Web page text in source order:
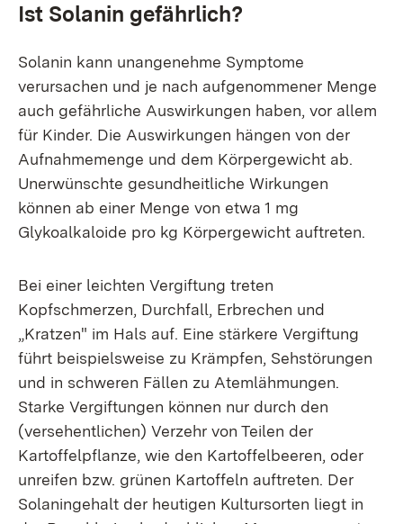
Ist Solanin gefährlich?
Solanin kann unangenehme Symptome
verursachen und je nach aufgenommener Menge
auch gefährliche Auswirkungen haben, vor allem
für Kinder. Die Auswirkungen hängen von der
Aufnahmemenge und dem Körpergewicht ab.
Unerwünschte gesundheitliche Wirkungen
können ab einer Menge von etwa 1 mg
Glykoalkaloide pro kg Körpergewicht auftreten.
Bei einer leichten Vergiftung treten
Kopfschmerzen, Durchfall, Erbrechen und
„Kratzen" im Hals auf. Eine stärkere Vergiftung
führt beispielsweise zu Krämpfen, Sehstörungen
und in schweren Fällen zu Atemlähmungen.
Starke Vergiftungen können nur durch den
(versehentlichen) Verzehr von Teilen der
Kartoffelpflanze, wie den Kartoffelbeeren, oder
unreifen bzw. grünen Kartoffeln auftreten. Der
Solaningehalt der heutigen Kultursorten liegt in